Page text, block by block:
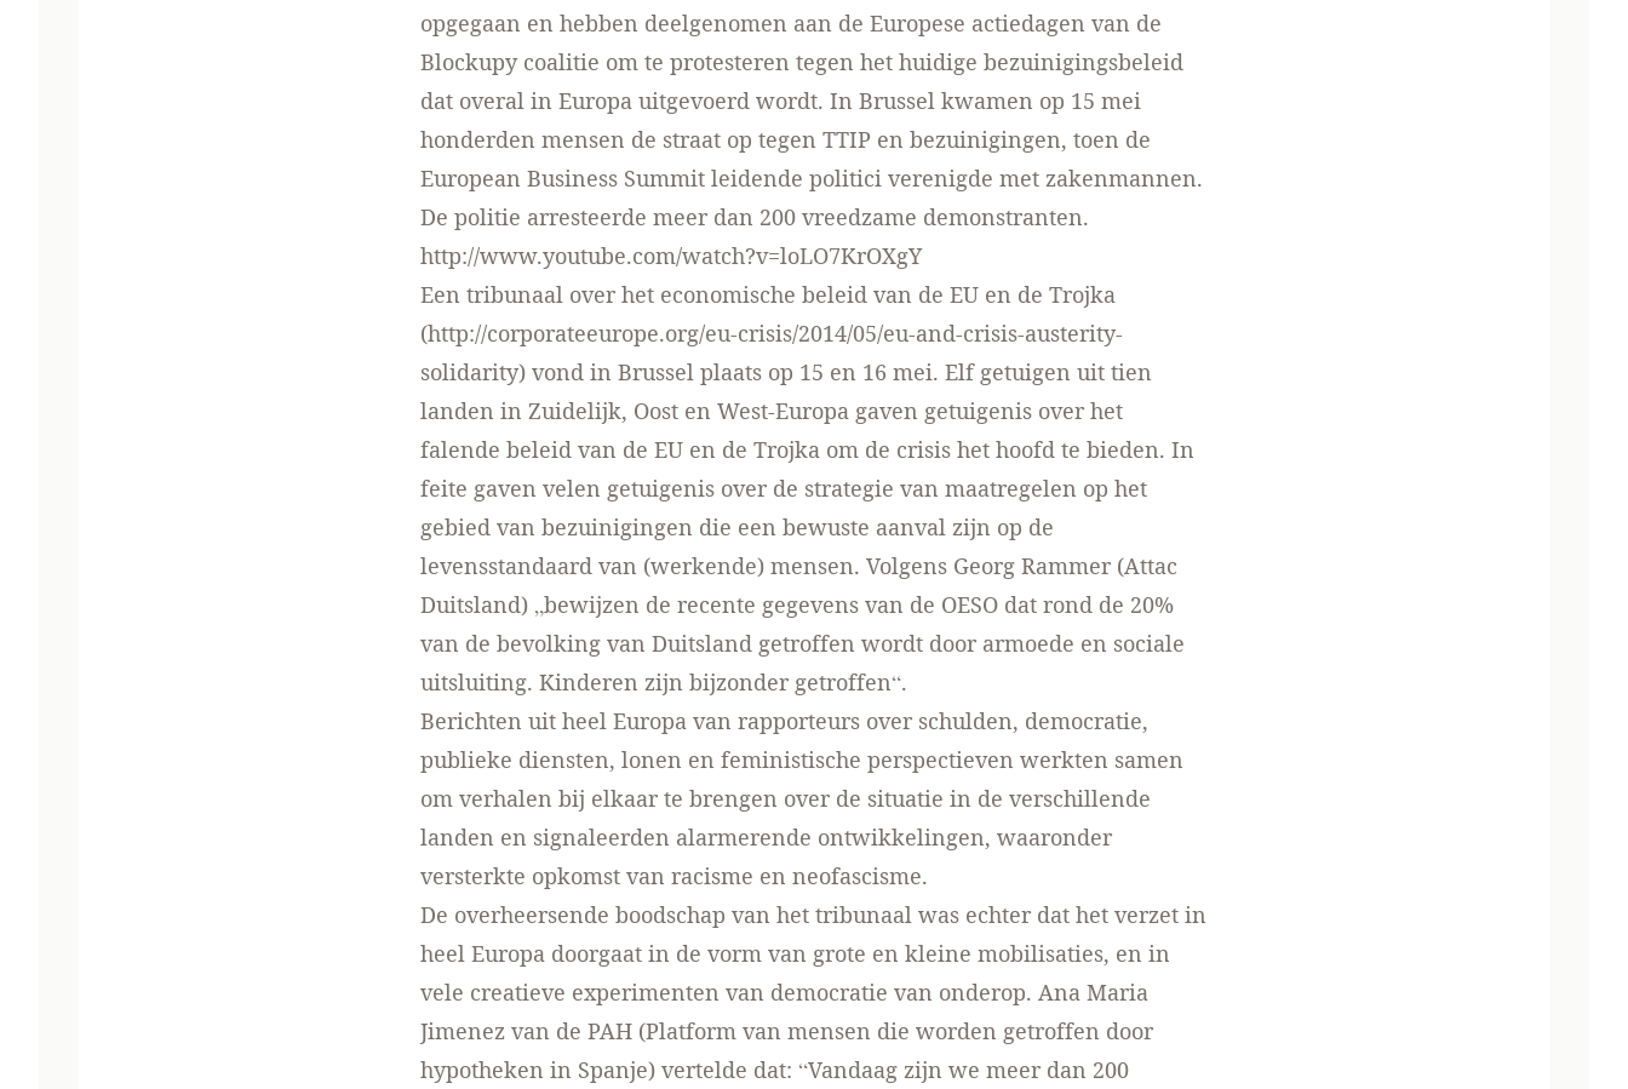
opgegaan en hebben deelgenomen aan de Europese actiedagen van de
Blockupy coalitie om te protesteren tegen het huidige bezuinigingsbeleid
dat overal in Europa uitgevoerd wordt. In Brussel kwamen op 15 mei
honderden mensen de straat op tegen TTIP en bezuinigingen, toen de
European Business Summit leidende politici verenigde met zakenmannen.
De politie arresteerde meer dan 200 vreedzame demonstranten.
http://www.youtube.com/watch?v=loLO7KrOXgY
Een tribunaal over het economische beleid van de EU en de Trojka
(http://corporateeurope.org/eu-crisis/2014/05/eu-and-crisis-austerity-
solidarity) vond in Brussel plaats op 15 en 16 mei. Elf getuigen uit tien
landen in Zuidelijk, Oost en West-Europa gaven getuigenis over het
falende beleid van de EU en de Trojka om de crisis het hoofd te bieden. In
feite gaven velen getuigenis over de strategie van maatregelen op het
gebied van bezuinigingen die een bewuste aanval zijn op de
levensstandaard van (werkende) mensen. Volgens Georg Rammer (Attac
Duitsland) „bewijzen de recente gegevens van de OESO dat rond de 20%
van de bevolking van Duitsland getroffen wordt door armoede en sociale
uitsluiting. Kinderen zijn bijzonder getroffen“.
Berichten uit heel Europa van rapporteurs over schulden, democratie,
publieke diensten, lonen en feministische perspectieven werkten samen
om verhalen bij elkaar te brengen over de situatie in de verschillende
landen en signaleerden alarmerende ontwikkelingen, waaronder
versterkte opkomst van racisme en neofascisme.
De overheersende boodschap van het tribunaal was echter dat het verzet in
heel Europa doorgaat in de vorm van grote en kleine mobilisaties, en in
vele creatieve experimenten van democratie van onderop. Ana Maria
Jimenez van de PAH (Platform van mensen die worden getroffen door
hypotheken in Spanje) vertelde dat: “Vandaag zijn we meer dan 200